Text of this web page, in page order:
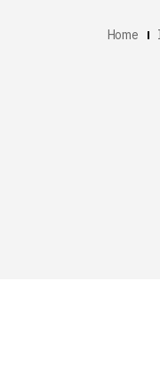
Home